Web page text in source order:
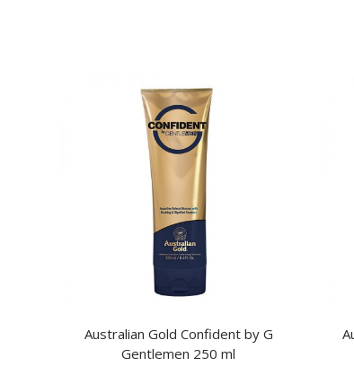
Australian Gold Confident by G
Gentlemen 250 ml